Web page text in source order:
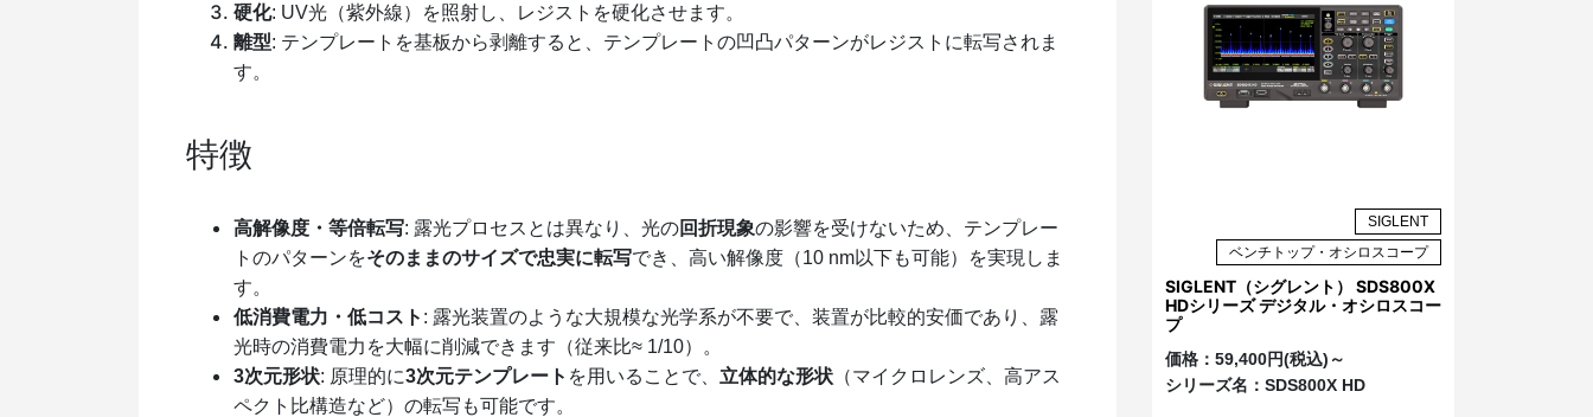
硬化: UV光（紫外線）を照射し、レジストを硬化させます。
離型: テンプレートを基板から剥離すると、テンプレートの凹凸パターンがレジストに転写されま
す。
特徴
高解像度・等倍転写: 露光プロセスとは異なり、光の回折現象の影響を受けないため、テンプレー
トのパターンをそのままのサイズで忠実に転写でき、高い解像度（10 nm以下も可能）を実現しま
す。
低消費電力・低コスト : 露光装置のような大規模な光学系が不要で、装置が比較的安価であり、露
光時の消費電力を大幅に削減できます（従来比≈ 1/10）。
3次元形状: 原理的に3次元テンプレート を用いることで、 立体的な形状 （マイクロレンズ、高アス
ペクト比構造など）の転写も可能です。
SIGLENT
ベンチトップ・オシロスコープ
SIGLENT（シグレント） SDS800X
HDシリーズ デジタル・オシロスコー
プ
価格： 59,400円(税込)～
シリーズ名： SDS800X HD